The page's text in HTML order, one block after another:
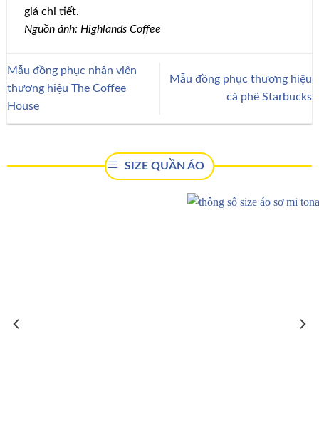
giá chi tiết.
Nguồn ảnh: Highlands Coffee
Mẫu đồng phục nhân viên
thương hiệu The Coffee
House
Mẫu đồng phục thương hiệu
cà phê Starbucks
SIZE QUẦN ÁO